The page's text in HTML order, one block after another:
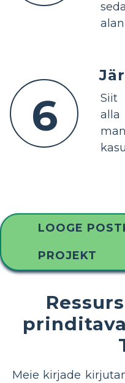
6
Siit
LOOGE
PROJEKT
Meie kirjade